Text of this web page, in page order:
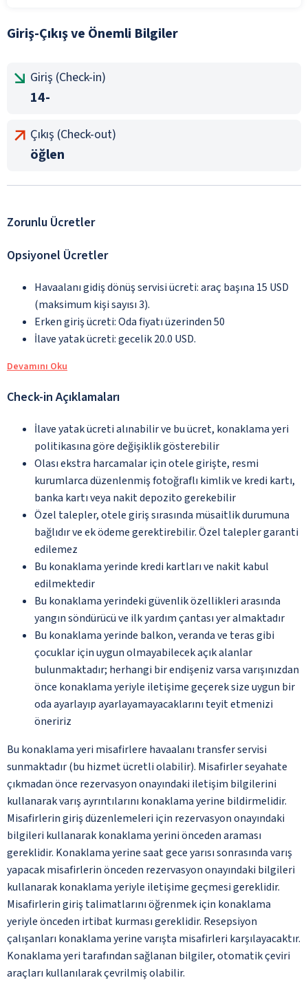
Giriş-Çıkış ve Önemli Bilgiler
Giriş (Check-in)
14-
Çıkış (Check-out)
öğlen
Zorunlu Ücretler
Opsiyonel Ücretler
Havaalanı gidiş dönüş servisi ücreti: araç başına 15 USD
(maksimum kişi sayısı 3).
Erken giriş ücreti: Oda fiyatı üzerinden 50
İlave yatak ücreti: gecelik 20.0 USD.
Devamını Oku
Check-in Açıklamaları
İlave yatak ücreti alınabilir ve bu ücret, konaklama yeri
politikasına göre değişiklik gösterebilir
Olası ekstra harcamalar için otele girişte, resmi
kurumlarca düzenlenmiş fotoğraflı kimlik ve kredi kartı,
banka kartı veya nakit depozito gerekebilir
Özel talepler, otele giriş sırasında müsaitlik durumuna
bağlıdır ve ek ödeme gerektirebilir. Özel talepler garanti
edilemez
Bu konaklama yerinde kredi kartları ve nakit kabul
edilmektedir
Bu konaklama yerindeki güvenlik özellikleri arasında
yangın söndürücü ve ilk yardım çantası yer almaktadır
Bu konaklama yerinde balkon, veranda ve teras gibi
çocuklar için uygun olmayabilecek açık alanlar
bulunmaktadır; herhangi bir endişeniz varsa varışınızdan
önce konaklama yeriyle iletişime geçerek size uygun bir
oda ayarlayıp ayarlayamayacaklarını teyit etmenizi
öneririz
Bu konaklama yeri misafirlere havaalanı transfer servisi
sunmaktadır (bu hizmet ücretli olabilir). Misafirler seyahate
çıkmadan önce rezervasyon onayındaki iletişim bilgilerini
kullanarak varış ayrıntılarını konaklama yerine bildirmelidir.
Misafirlerin giriş düzenlemeleri için rezervasyon onayındaki
bilgileri kullanarak konaklama yerini önceden araması
gereklidir. Konaklama yerine saat gece yarısı sonrasında varış
yapacak misafirlerin önceden rezervasyon onayındaki bilgileri
kullanarak konaklama yeriyle iletişime geçmesi gereklidir.
Misafirlerin giriş talimatlarını öğrenmek için konaklama
yeriyle önceden irtibat kurması gereklidir. Resepsiyon
çalışanları konaklama yerine varışta misafirleri karşılayacaktır.
Konaklama yeri tarafından sağlanan bilgiler, otomatik çeviri
araçları kullanılarak çevrilmiş olabilir.